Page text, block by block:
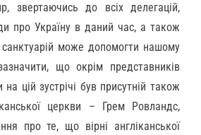
звертаючись до всіх делегацій,
про Україну в даний час, а також
може допомогти нашому
що окрім представників
цій зустрічі був присутній також
церкви – Грем Ровландс,
про те, що вірні англіканської